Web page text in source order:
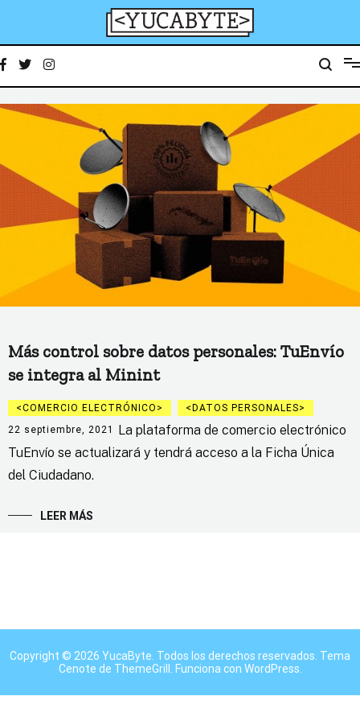
YucaByte
Más control sobre datos personales: TuEnvío
se integra al Minint
COMERCIO ELECTRÓNICO
DATOS PERSONALES
22 septiembre, 2021
La plataforma de comercio electrónico
TuEnvío se actualizará y tendrá acceso a la Ficha Única
del Ciudadano.
LEER MÁS
Copyright © 2026 YucaByte . Todos los derechos reservados. Tema
Cenote de ThemeGrill. Funciona con WordPress